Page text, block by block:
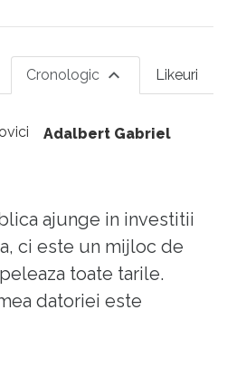
Likeuri
Cronologic
Adalbert Gabriel
ajunge in investitii
ci este un mijloc de
toate tarile.
datoriei este
datoria a crescut (in